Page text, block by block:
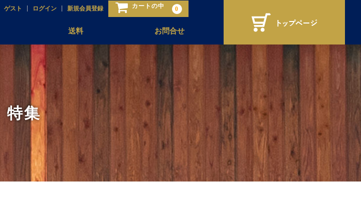
ゲスト ログイン 新規会員登録 カートの中 0
送料 お問合せ
特集